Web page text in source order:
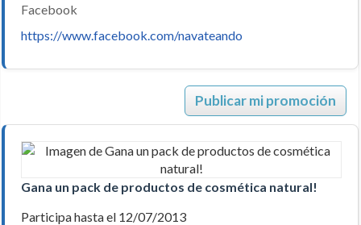
Facebook
https://www.facebook.com/navateando
Publicar mi promoción
Gana un pack de productos de cosmética natural!
Participa hasta el 12/07/2013